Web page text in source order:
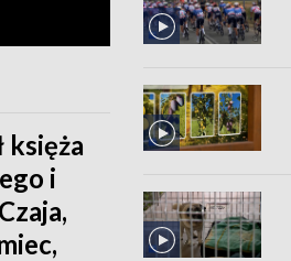
księża
i